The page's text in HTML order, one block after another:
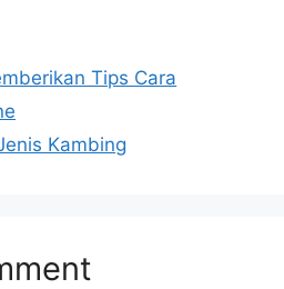
Tips Cara
Kambing